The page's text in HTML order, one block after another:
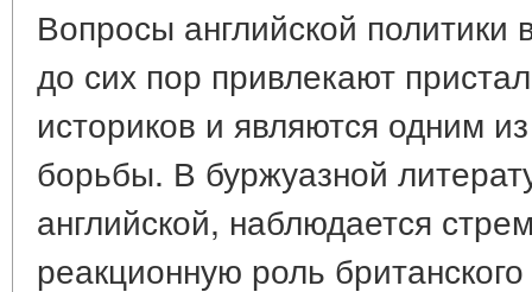
Вопросы английской политики
до сих пор привлекают
историков и являются одним
борьбы. В буржуазной
английской, наблюдается
реакционную роль